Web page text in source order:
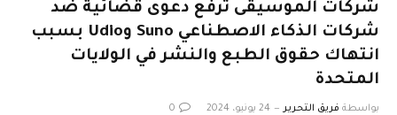
شركات الموسيقى ترفع دعوى قضائية ضد
شركات الذكاء الاصطناعي Suno وUdio بسبب
انتهاك حقوق الطبع والنشر في الولايات
المتحدة
بواسطة فريق التحرير 24 يونيو، 2024 0